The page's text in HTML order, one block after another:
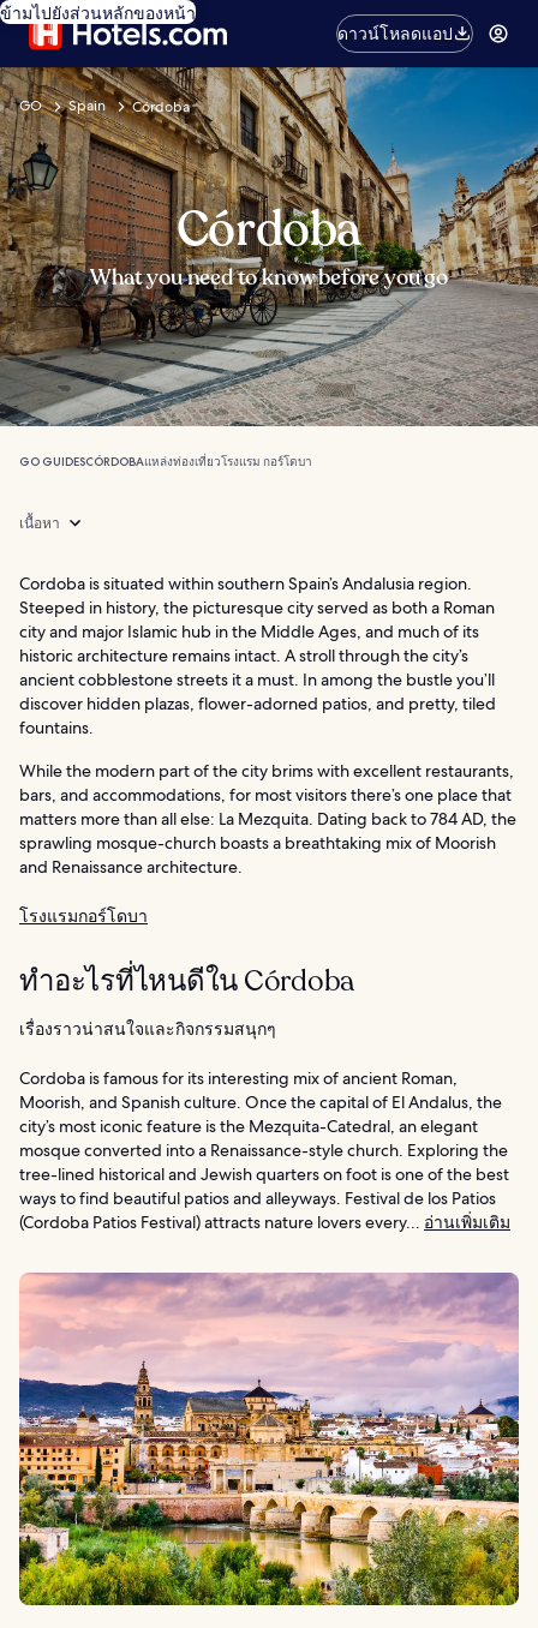
ข้ามไปยังส่วนหลักของหน้า
ดาวน์โหลดแอป
GO Spain Córdoba
Córdoba
What you need to know before you go
GO GUIDESCÓRDOBAแหล่งท่องเที่ยวโรงแรม กอร์โดบา
เนื้อหา
Cordoba is situated within southern Spain’s Andalusia region.
Steeped in history, the picturesque city served as both a Roman
city and major Islamic hub in the Middle Ages, and much of its
historic architecture remains intact. A stroll through the city’s
ancient cobblestone streets it a must. In among the bustle you’ll
discover hidden plazas, flower-adorned patios, and pretty, tiled
fountains.
While the modern part of the city brims with excellent restaurants,
bars, and accommodations, for most visitors there’s one place that
matters more than all else: La Mezquita. Dating back to 784 AD, the
sprawling mosque-church boasts a breathtaking mix of Moorish
and Renaissance architecture.
โรงแรมกอร์โดบา
ทำอะไรที่ไหนดีใน Córdoba
เรื่องราวน่าสนใจและกิจกรรมสนุกๆ
Cordoba is famous for its interesting mix of ancient Roman,
Moorish, and Spanish culture. Once the capital of El Andalus, the
city’s most iconic feature is the Mezquita-Catedral, an elegant
mosque converted into a Renaissance-style church. Exploring the
tree-lined historical and Jewish quarters on foot is one of the best
ways to find beautiful patios and alleyways. Festival de los Patios
(Cordoba Patios Festival) attracts nature lovers every... อ่านเพิ่มเติม